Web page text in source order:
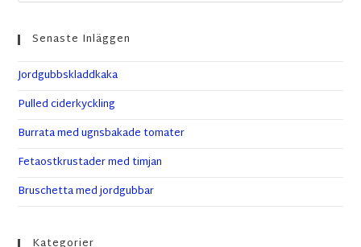
Senaste Inläggen
Jordgubbskladdkaka
Pulled ciderkyckling
Burrata med ugnsbakade tomater
Fetaostkrustader med timjan
Bruschetta med jordgubbar